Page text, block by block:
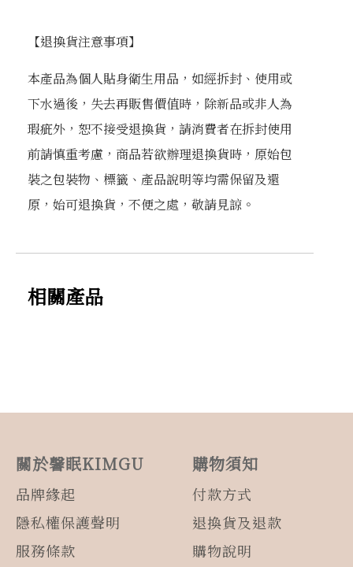
【退換貨注意事項】
本產品為個人貼身衛生用品，如經拆封、使用或
下水過後，失去再販售價值時，除新品或非人為
瑕疵外，恕不接受退換貨，請消費者在拆封使用
前請慎重考慮，商品若欲辦理退換貨時，原始包
裝之包裝物、標籤、產品說明等均需保留及還
原，始可退換貨，不便之處，敬請見諒。
相關產品
關於馨眠KIMGU
品牌緣起
隱私權保護聲明
服務條款
購物須知
付款方式
退換貨及退款
購物說明